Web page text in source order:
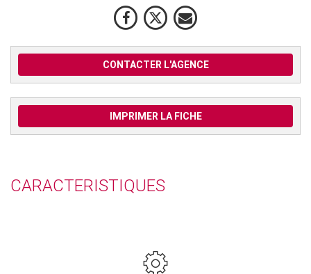
CONTACTER L'AGENCE
IMPRIMER LA FICHE
CARACTERISTIQUES